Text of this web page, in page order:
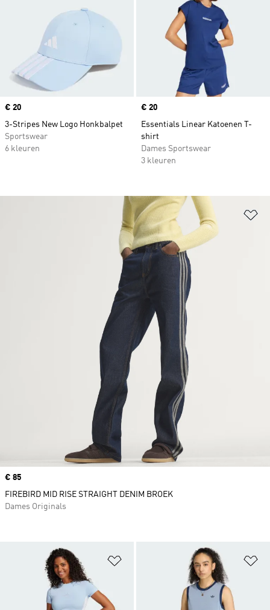
Price
€ 20
3-Stripes New Logo Honkbalpet
Sportswear
6 kleuren
Price
€ 20
Essentials Linear Katoenen T-
shirt
Dames Sportswear
3 kleuren
Op verlanglijst zetten
Price
€ 85
FIREBIRD MID RISE STRAIGHT DENIM BROEK
Dames Originals